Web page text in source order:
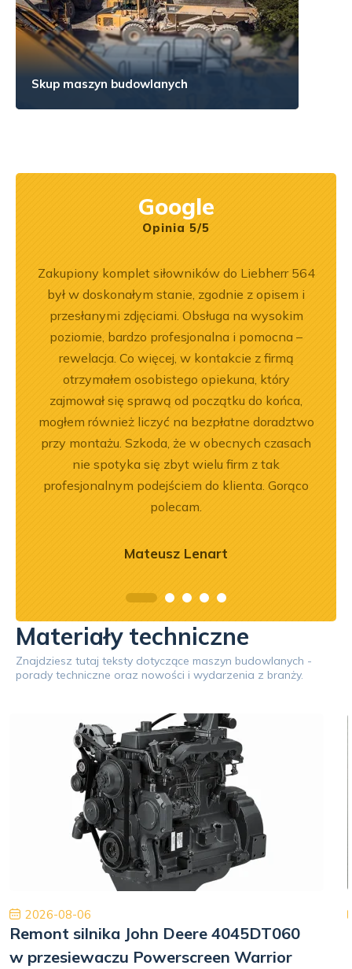
Skup maszyn budowlanych
Google
Opinia 5/5
Zakupiony komplet siłowników do Liebherr 564
był w doskonałym stanie, zgodnie z opisem i
przesłanymi zdjęciami. Obsługa na wysokim
poziomie, bardzo profesjonalna i pomocna –
rewelacja. Co więcej, w kontakcie z firmą
otrzymałem osobistego opiekuna, który
zajmował się sprawą od początku do końca,
mogłem również liczyć na bezpłatne doradztwo
przy montażu. Szkoda, że w obecnych czasach
nie spotyka się zbyt wielu firm z tak
profesjonalnym podejściem do klienta. Gorąco
polecam.
Mateusz Lenart
Materiały techniczne
Znajdziesz tutaj teksty dotyczące maszyn budowlanych -
porady techniczne oraz nowości i wydarzenia z branży.
2026-08-06
Remont silnika John Deere 4045DT060
w przesiewaczu Powerscreen Warrior